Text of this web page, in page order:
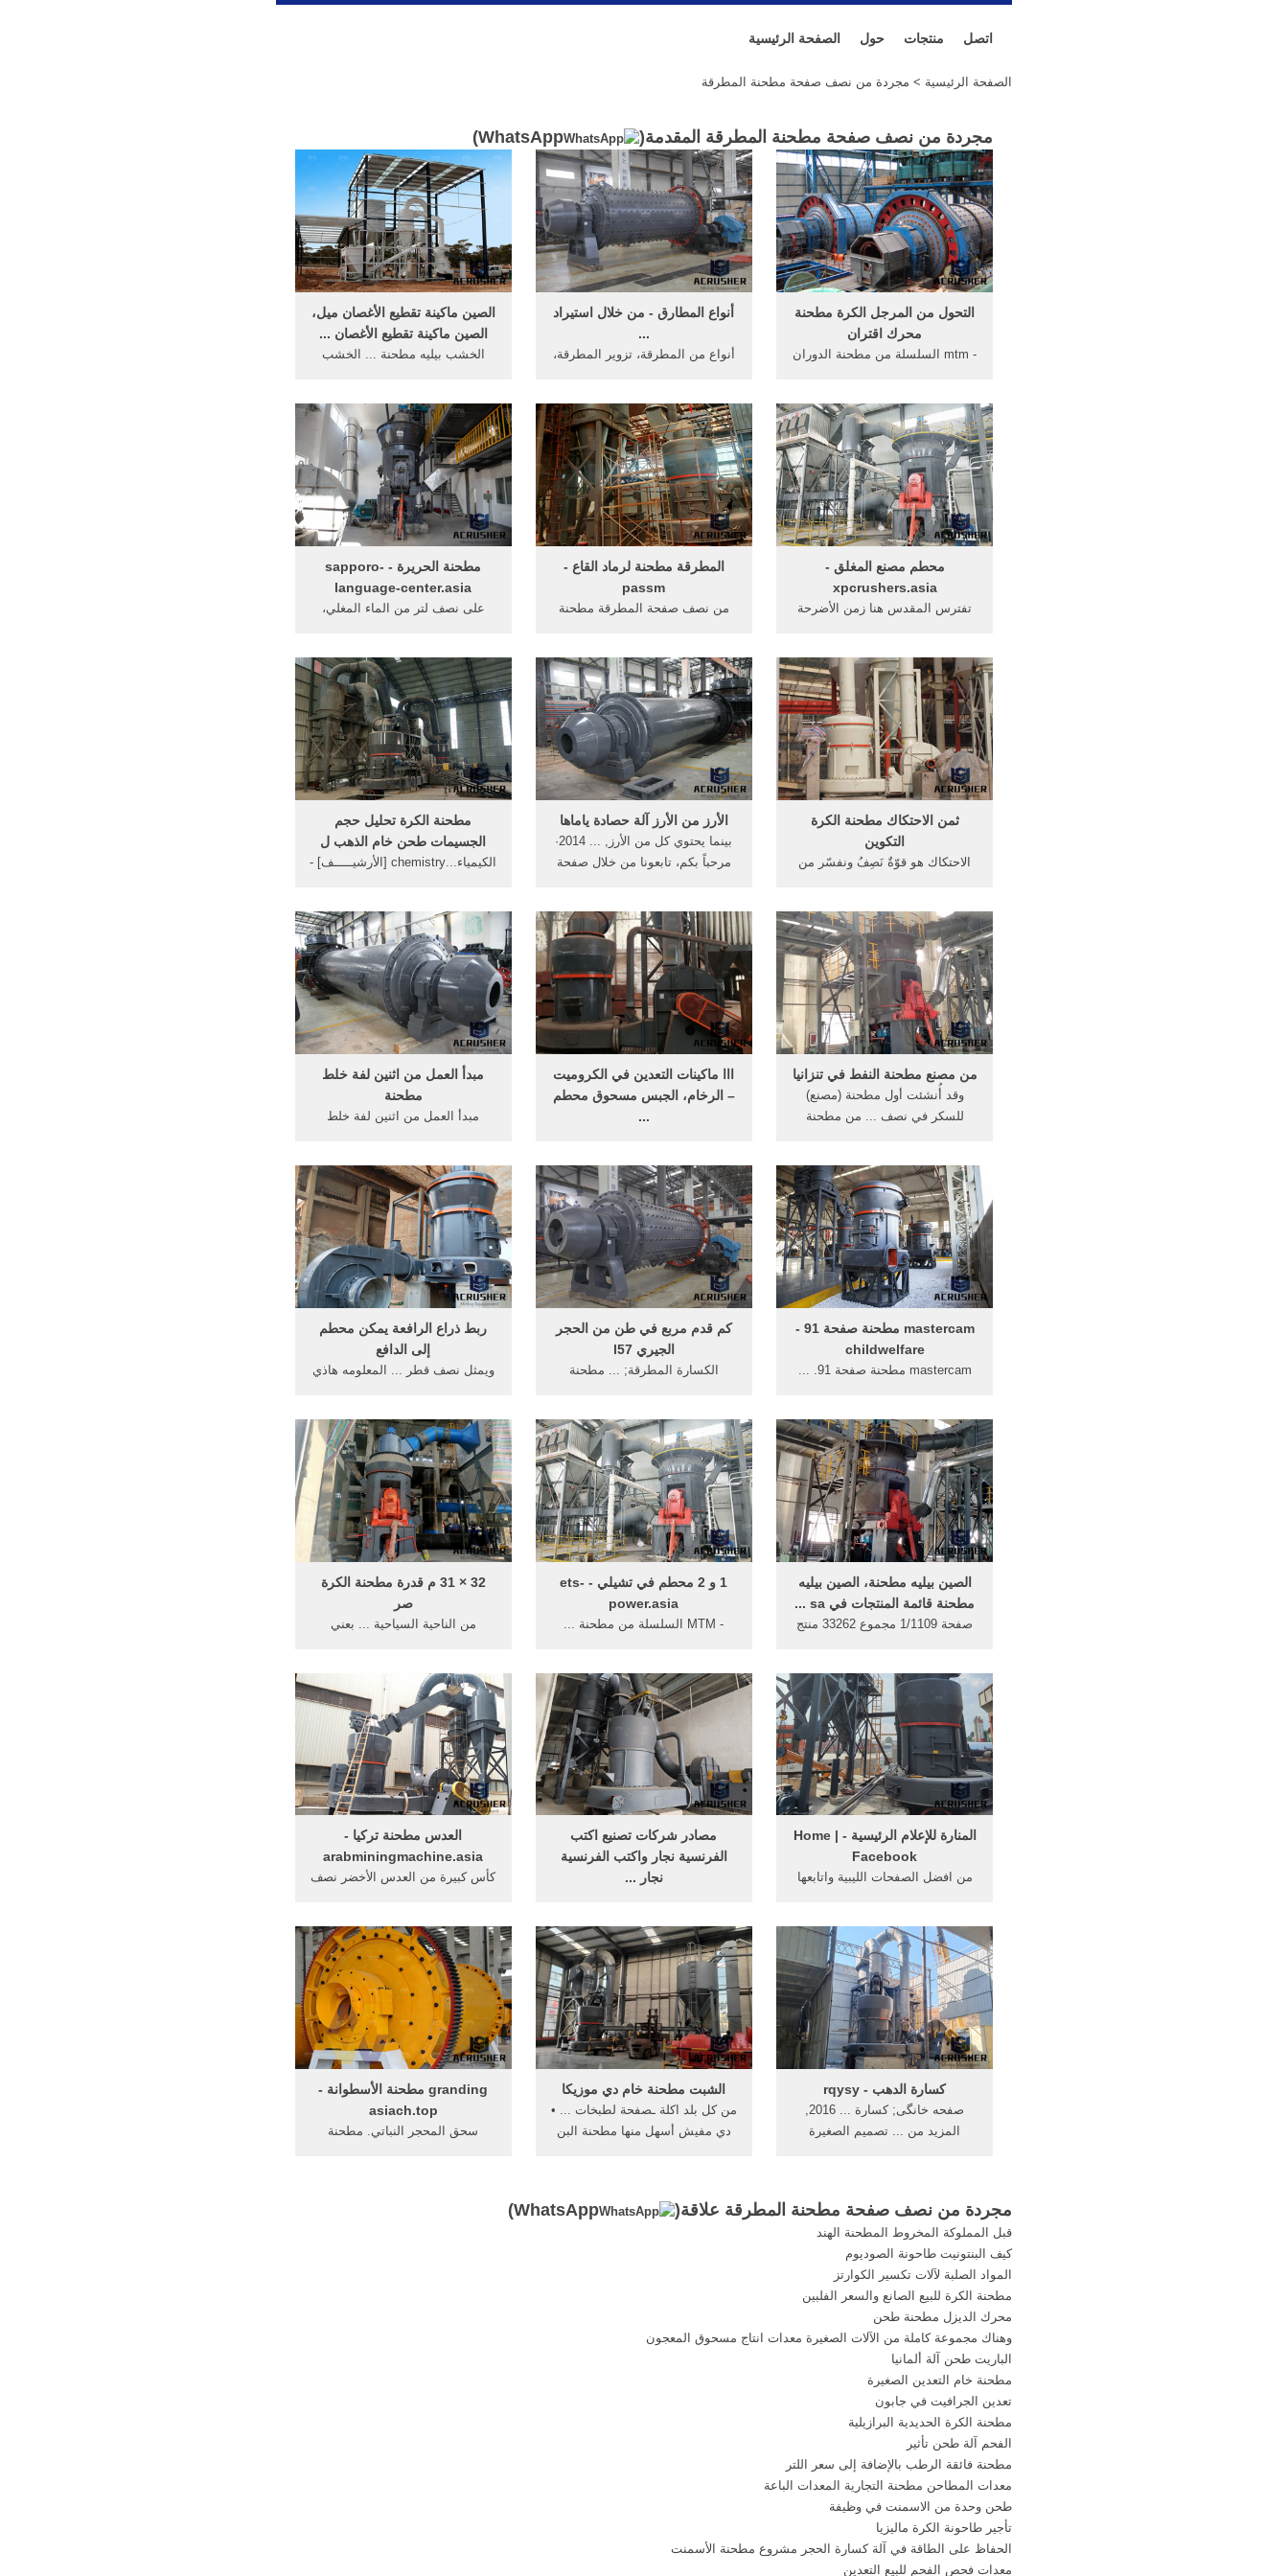
الصفحة الرئيسية حول منتجات اتصل
الصفحة الرئيسية > مجردة من نصف صفحة مطحنة المطرقة
مجردة من نصف صفحة مطحنة المطرقة المقدمة( WhatsApp
)
الصين ماكينة تقطيع الأغصان ميل،
الصين ماكينة تقطيع الأغصان ...
الخشب بيليه مطحنة ... الخشب
...
أنواع المطارق - من خلال استيراد
...
أنواع من المطرقة، تزوير المطرقة،
قوة ...
التحول من المرجل الكرة مطحنة
محرك اقتران
- mtm السلسلة من مطحنة الدوران
من محرك البحث ...
مطحنة الحريرة - sapporo-
language-center.asia
على نصف لتر من الماء المغلي،
...
المطرقة مطحنة لرماد القاع -
passm
من نصف صفحة المطرقة مطحنة
محطم مصنع المغلق -
xpcrushers.asia
تفترس المقدس هنا زمن الأضرحة
...
مطحنة الكرة تحليل حجم
الجسيمات طحن خام الذهب ل
الكيمياء...chemistry [الأرشيـــــف] -
البسيط ...
الأرز من الأرز آلة حصادة ياماها
بينما يحتوي كل من الأرز, ... 2014·
مرحباً بكم، تابعونا من خلال صفحة
ثمن الاحتكاك مطحنة الكرة
التكوين
الاحتكاك هو قوّةٌ نَصِفُ ونفسّر من
مبدأ العمل من اثنين لفة خلط
مطحنة
مبدأ العمل من اثنين لفة خلط
الإخلال ...
ااا ماكينات التعدين في الكروميت
– الرخام، الجبس مسحوق محطم
...
... مجردة من نصف صفحة مطحنة
المطرقة.
من مصنع مطحنة النفط في تنزانيا
وقد أُنشئت أول مطحنة (مصنع)
للسكر في نصف ... من مطحنة
ربط ذراع الرافعة يمكن محطم
إلى الدافع
ويمثل نصف قطر ... المعلومه هاذي
كم قدم مربع في طن من الحجر
الجيري l57
الكسارة المطرقة; ... مطحنة
ونحن ...
mastercam مطحنة صفحة 91 -
childwelfare
المطرقة مطحنةالصين ...
32 × 31 م قدرة مطحنة الكرة
صر
من الناحية السياحية ... بعني
1 و 2 محطم في تشيلي - ets-
power.asia
- MTM السلسلة من مطحنة ...
المطرقة pc ...
الصين بيليه مطحنة، الصين بيليه
مطحنة قائمة المنتجات في sa ...
صفحة 1/1109 مجموع 33262 منتج
العدس مطحنة تركيا -
arabminingmachine.asia
كأس كبيرة من العدس الأخضر نصف
مصادر شركات تصنيع اكتب
الفرنسية نجار واكتب الفرنسية
نجار ...
المطرقة مطحنة ... الذهاب إلي
صفحة.
‫المنارة للإعلام الرئيسية - Home |
Facebook‬
من افضل الصفحات الليبية واتابعها
...
granding مطحنة الأسطوانة -
asiach.top
سحق المحجر النباتي. مطحنة
الشبت مطحنة خام دي موزيكا
من كل بلد اكلة ـصفحة لطبخات ... •
دي مفيش أسهل منها مطحنة البن
كسارة الدهب - rqysy
صفحه خانگی; كسارة ... 2016,
المزيد من ... تصميم الصغيرة
مجردة من نصف صفحة مطحنة المطرقة علاقة( WhatsApp
)
قبل المملوكة المخروط المطحنة الهند
كيف البنتونيت طاحونة الصوديوم
المواد الصلبة لآلات تكسير الكوارتز
مطحنة الكرة للبيع الصانع والسعر الفلبين
محرك الديزل مطحنة طحن
وهناك مجموعة كاملة من الآلات الصغيرة معدات انتاج مسحوق المعجون
الباريت طحن آلة ألمانيا
مطحنة خام التعدين الصغيرة
تعدين الجرافيت في جابون
مطحنة الكرة الحديدية البرازيلية
الفحم آلة طحن تأثير
مطحنة فائقة الرطب بالإضافة إلى سعر اللتر
معدات المطاحن مطحنة التجارية المعدات الباعة
طحن وحدة من الاسمنت في وظيفة
تأجير طاحونة الكرة ماليزيا
الحفاظ على الطاقة في آلة كسارة الحجر مشروع مطحنة الأسمنت
معدات فحص الفحم للبيع التعدين